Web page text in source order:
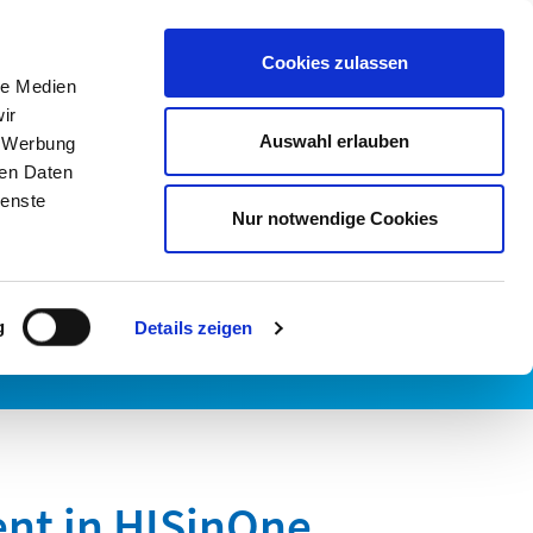
Medien
Daten
Details zeigen
Cookies zulassen
Auswahl erlauben
Nur notwendige Cookies
Sprache
HIS eG Mein HIS
Vom anstehenden